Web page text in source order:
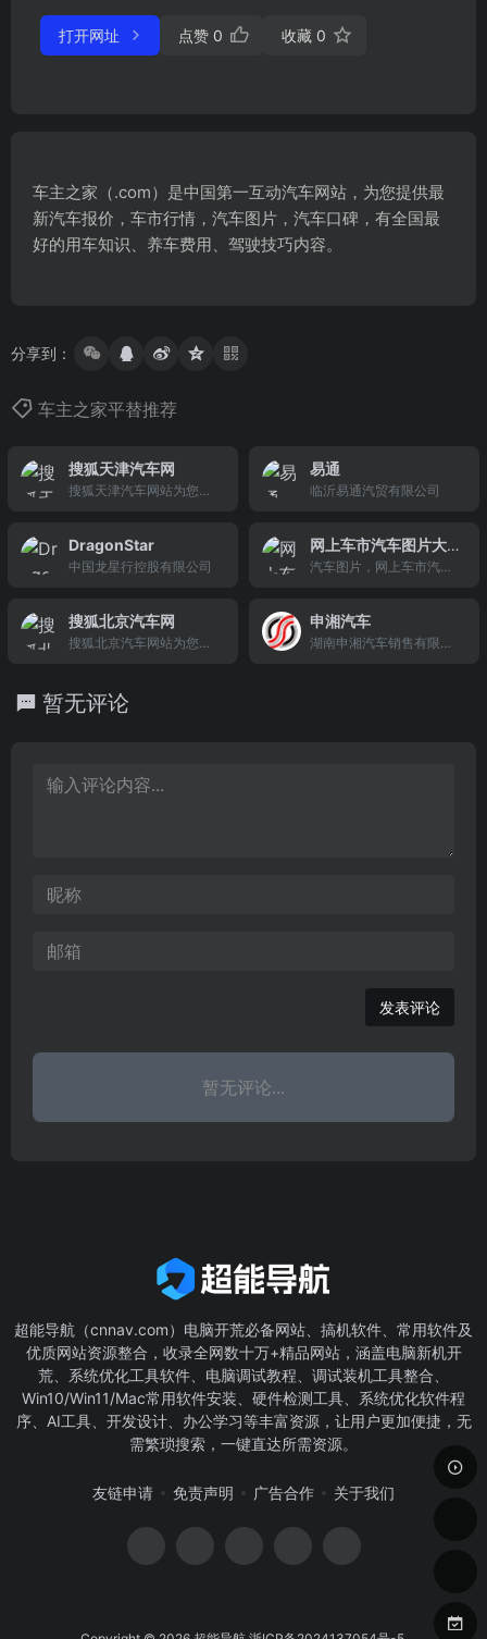
打开网址 点赞 0 收藏 0
车主之家（.com）是中国第一互动汽车网站，为您提供最
新汽车报价，车市行情，汽车图片，汽车口碑，有全国最
好的用车知识、养车费用、驾驶技巧内容。
分享到：
车主之家平替推荐
搜狐天津汽车网
搜狐天津汽车网站为您提
商、天津汽车市场行情、
天津汽车价格、天津车市
天津新车信息，是您选车
购车网络首选
易通
临沂易通汽贸有限公司
DragonStar
中国龙星行控股有限公司
网上车市汽车图片大
全频道
汽车图片，网上车市汽车
下载，各种车型汽车图片
桌面，汽车图片壁纸，车
搜狐北京汽车网
搜狐北京汽车网站为您提
商、北京汽车市场行情、
购车网络首选
申湘汽车
湖南申湘汽车销售有限责
暂无评论
发表评论
暂无评论...
超能导航（cnnav.com）电脑开荒必备网站、搞机软件、常用软件及
优质网站资源整合，收录全网数十万+精品网站，涵盖电脑新机开
荒、系统优化工具软件、电脑调试教程、调试装机工具整合、
Win10/Win11/Mac常用软件安装、硬件检测工具、系统优化软件程
序、AI工具、开发设计、办公学习等丰富资源，让用户更加便捷，无
需繁琐搜索，一键直达所需资源。
友链申请 免责声明 广告合作 关于我们